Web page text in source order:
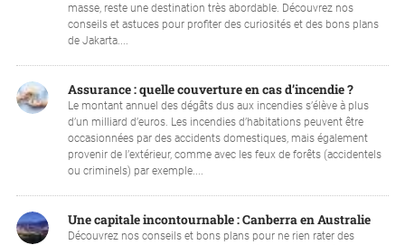
masse, reste une destination très abordable. Découvrez nos
conseils et astuces pour profiter des curiosités et des bons plans
de Jakarta....
Assurance : quelle couverture en cas d’incendie ?
Le montant annuel des dégâts dus aux incendies s’élève à plus
d’un milliard d’euros. Les incendies d’habitations peuvent être
occasionnées par des accidents domestiques, mais également
provenir de l’extérieur, comme avec les feux de forêts (accidentels
ou criminels) par exemple....
Une capitale incontournable : Canberra en Australie
Découvrez nos conseils et bons plans pour ne rien rater des